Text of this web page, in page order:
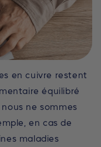
en cuivre restent
équilibré
ne sommes
en cas de
maladies